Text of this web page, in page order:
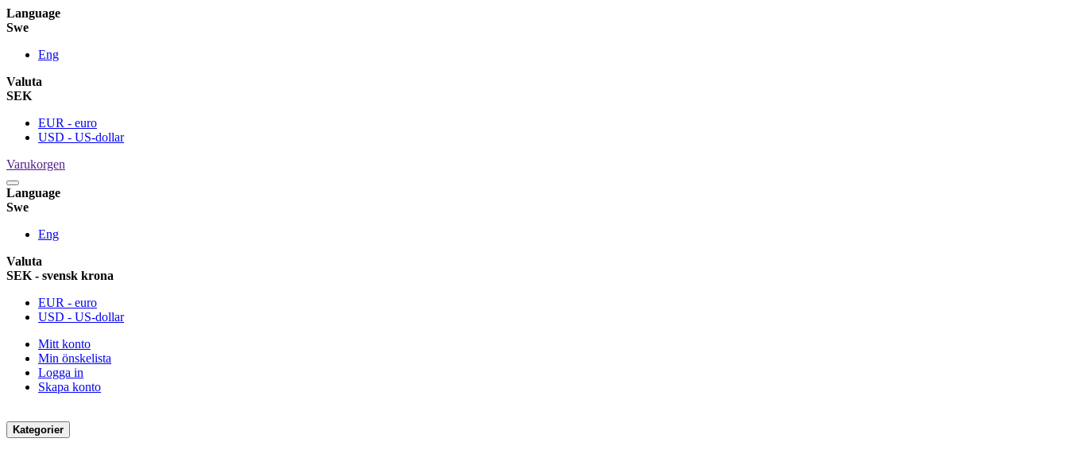
Language
Swe
Eng
Valuta
SEK
EUR - euro
USD - US-dollar
Varukorgen
Language
Swe
Eng
Valuta
SEK - svensk krona
EUR - euro
USD - US-dollar
Mitt konto
Min önskelista
Logga in
Skapa konto
Kategorier